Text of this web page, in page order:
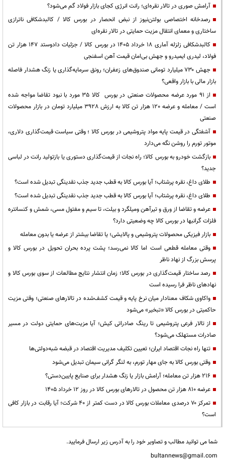
آرامش صوری در تالار نقره‌ای؛ رانت انرژی کجای بازار فولاد گم می‌شود؟
رصدخانه اختصاصی بولتن‌نیوز از نبض انحصار در بورس کالا / کالبدشکافی ناترازی
ساختاری و معمای انتقال مزیت حمایتی در تالار نقره‌ای
کالبدشکافی زلزله آماری ۱۸ خرداد ۱۴۰۵ در بورس کالا / جزئیات دادوستد ۱۴۷ هزار تن
فولاد، لیدری ایمیدرو و جهش بی‌امان قیمت آهن اسفنجی
جهش ۷۳۰ میلیارد تومانی صندوق‌های زعفران؛ رونق سرمایه‌گذاری یا زنگ هشدار فاصله
بازار مالی با بازار واقعی؟
از 91 مورد عرضه محصولات صنعتی در بورس کالا 35 مورد با نبود تقاضا مواجه شده
است / معامله و عرضه 120 هزار تن کالا به ارزش 3928 میلیارد تومان در بازار محصولات
صنعتی
آشفتگی در قیمت پایه مواد پتروشیمی در بورس کالا ؛ وقتی سیاست قیمت‌گذاری دلاری،
موتور تورم را روشن نگه می‌دارد
بازگشت خودرو به بورس کالا؛ راه نجات از قیمت‌گذاری دستوری یا بازتولید رانت در لباسی
جدید؟
طلای داغ، نقره پرشتاب؛ آیا بورس کالا به قطب جدید جذب نقدینگی تبدیل شده است؟
طلای داغ، نقره پرشتاب؛ آیا بورس کالا به قطب جدید جذب نقدینگی تبدیل شده است؟
عرضه و تقاضا از ورق و تیرآهن ومیلگرد و بیلت، تا سیم و مفتول مسی، شمش و کنسانتره
فلزات گرانبها در بورس کالا چه وضعیتی دارد؟
بازار فیزیکی محصولات پتروشیمی و پالایشی؛ یا تقاضا بیشتر از عرضه یا بدون معامله
وقتی معامله قطعی است اما کالا نمی‌رسد؛ پشت پرده بحران تحویل در بورس کالا و
پرسش بزرگ از نهاد ناظر
رصد ساختار قیمت‌گذاری در بورس کالا؛ زمان انتشار نتایج مطالعات از سوی بورس کالا و
نهادهای ناظر فرا رسیده است
واکاوی شکاف معنادار میان نرخ پایه و قیمت کشف‌شده در تالارهای صنعتی؛ وقتی مزیت
حاکمیتی در بورس کالا «تبخیر» می‌شود
از تالار فرعی پتروشیمی تا رینگ صادراتی کیش؛ آیا مزیت‌های حمایتی دولت در مسیر
صادرات مستهلک می‌شود؟
تنها راه نجات اقتصاد ایران؛ تعیین تکلیف مدیریت اقتصاد در قبضه شبه‌دولتی‌ها
وقتی بورس کالا به جای مهار تورم، به لنگر گرانی سیمان تبدیل می‌شود
۲۱۶ هزار تن معامله؛ آرامش بازار یا زنگ هشدار برای صنایع پایین‌دستی؟
عرضه ۸۱۰ هزار تن محصول در تالارهای بورس کالا در روز 12 خرداد 1405
تمرکز ۷۰ درصدی معاملات بورس کالا در دست کمتر از ۴۰ شرکت؛ آیا رقابت در بازار کافی
است؟
شما می توانید مطالب و تصاویر خود را به آدرس زیر ارسال فرمایید.
bultannews@gmail.com